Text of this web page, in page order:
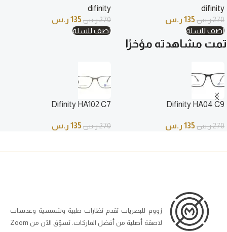
difinity
270ر.س135 ر.س
أضف للسلة
difinity
270ر.س135 ر.س
أضف للسلة
تمت مشاهدته مؤخرًا
Difinity HA04 C9
270ر.س135 ر.س
Difinity HA102 C7
270ر.س135 ر.س
زووم للبصريات تقدم نظارات طبية وشمسية وعدسات
لاصقة أصلية من أفضل الماركات. تسوّق الآن من Zoom